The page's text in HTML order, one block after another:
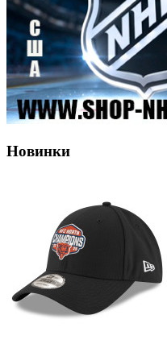
Новинки